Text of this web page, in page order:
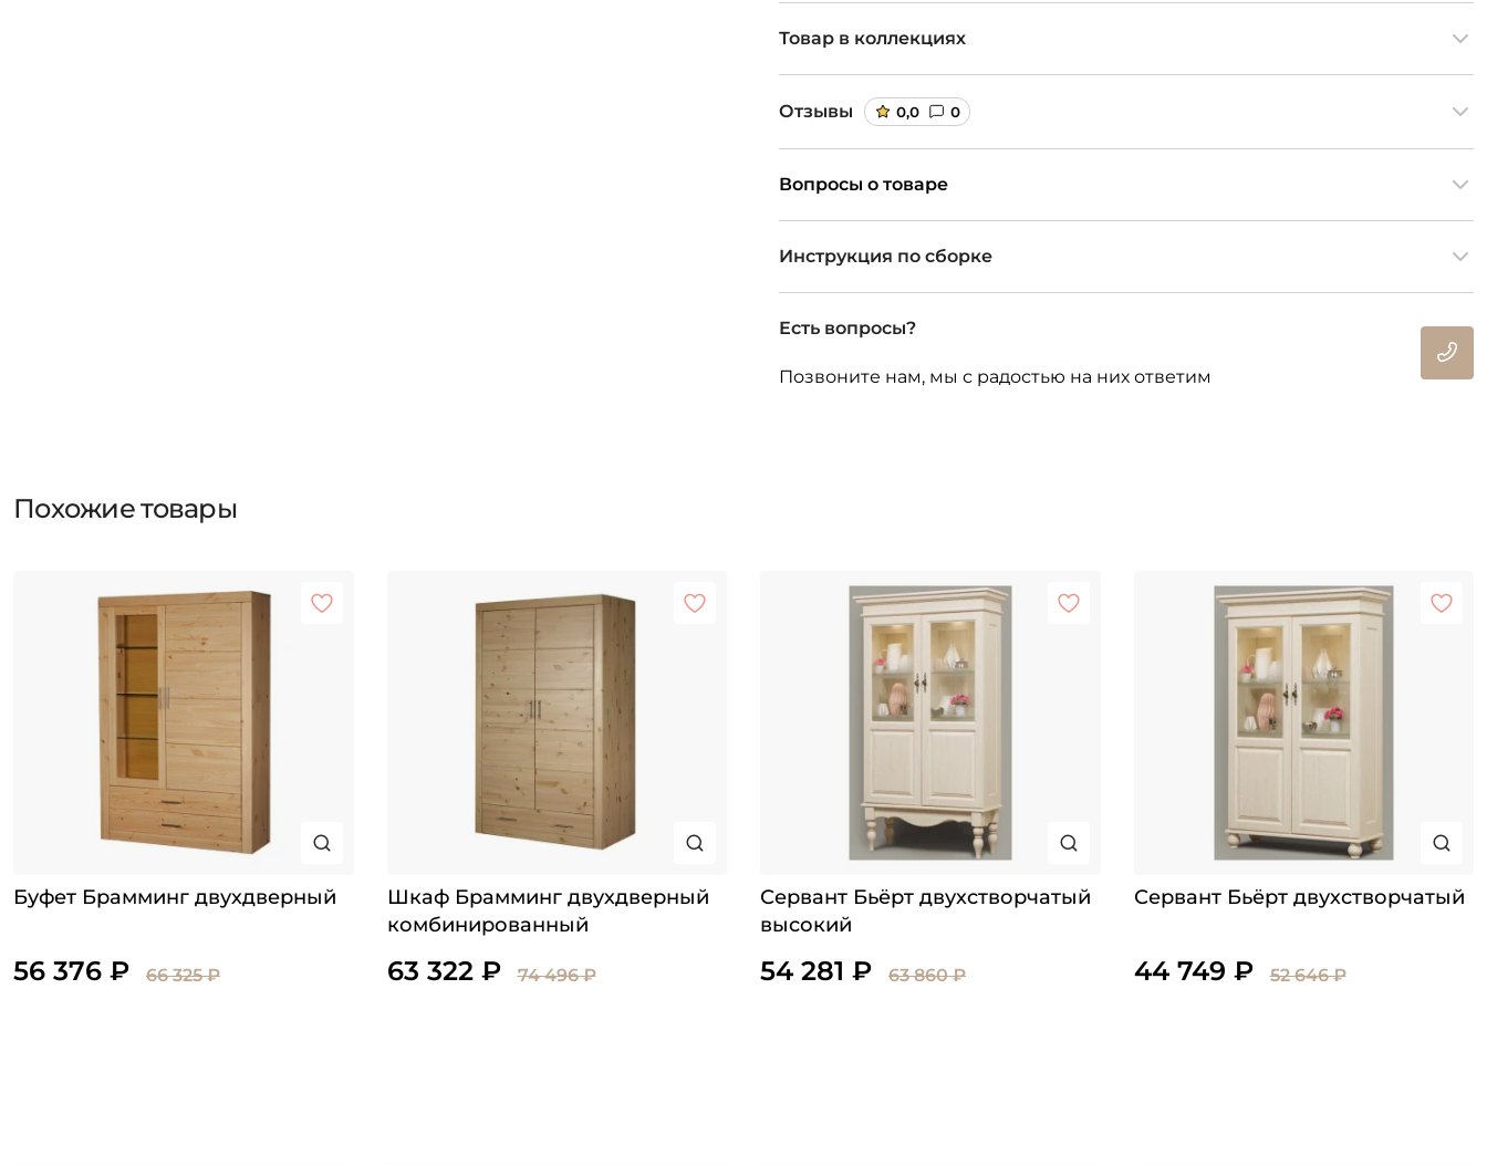
Товар в коллекциях
Отзывы 0,0 0
Вопросы о товаре
Инструкция по сборке
Есть вопросы?
Позвоните нам, мы с радостью на них ответим
Похожие товары
Буфет Брамминг двухдверный
56 376 ₽ 66 325 ₽
Шкаф Брамминг двухдверный
комбинированный
63 322 ₽ 74 496 ₽
Сервант Бьёрт двухстворчатый
высокий
54 281 ₽ 63 860 ₽
Сервант Бьёрт двухстворчатый
44 749 ₽ 52 646 ₽